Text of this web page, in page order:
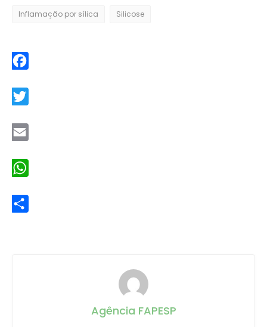
Inflamação por sílica Silicose
Agência FAPESP